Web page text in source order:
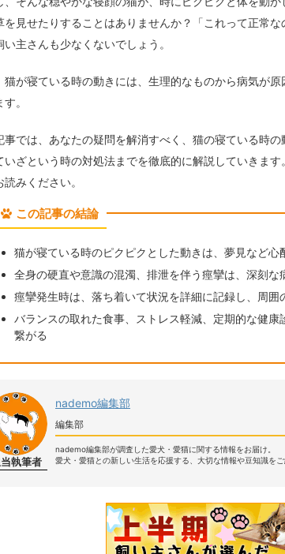
を見せたりすることはありませんか？「これって正常
い主さんも少なくないでしょう。
猫が寝ている時の動きには、生理的なものから病気が
。
事では、あなたの疑問を解消すべく、猫の寝ている時の
いざという時の対処法までを徹底的に解説していきま
読みください。
この記事の結論
猫が寝ている時のピクピクとした動きは、夢見など
全身の硬直や意識の混濁、排泄を伴う痙攣は、深刻
痙攣発生時は、落ち着いて状況を詳細に記録し、周囲
バランスの取れた食事、ストレス軽減、定期的な健康
繋がる
執筆者
nademo編集部
編集部
nademo編集部が調査した愛犬・愛猫に関する情報をお届け。
愛犬・愛猫との新しい生活を応援する、大切な情報や豆知識をご